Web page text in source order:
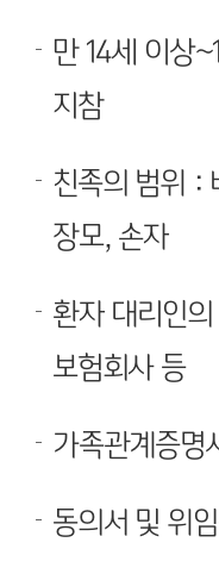
만 14세 이상
지참
친족의 범위 :
장모, 손자
환자 대리인
보험회사 등
가족관계증명
동의서 및 위